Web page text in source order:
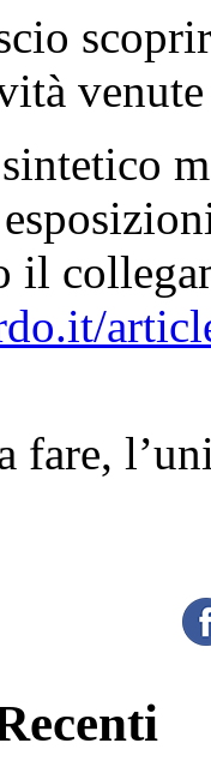
il
fare,